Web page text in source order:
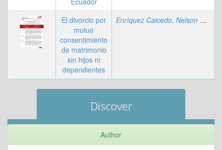
El divorcio por
mutuo
consentimiento
de matrimonio
sin hijos ni
dependientes
Enríquez Caicedo, Nelson Alejandro
Discover
Author